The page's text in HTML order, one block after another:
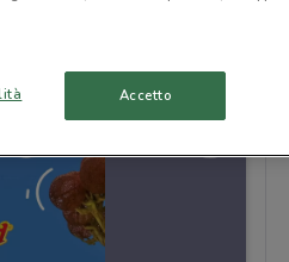
Accetto